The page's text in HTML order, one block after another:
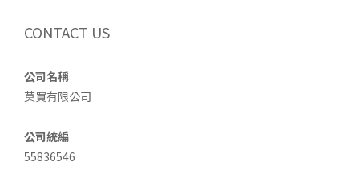
CONTACT US
公司名稱
莫買有限公司
公司統編
55836546